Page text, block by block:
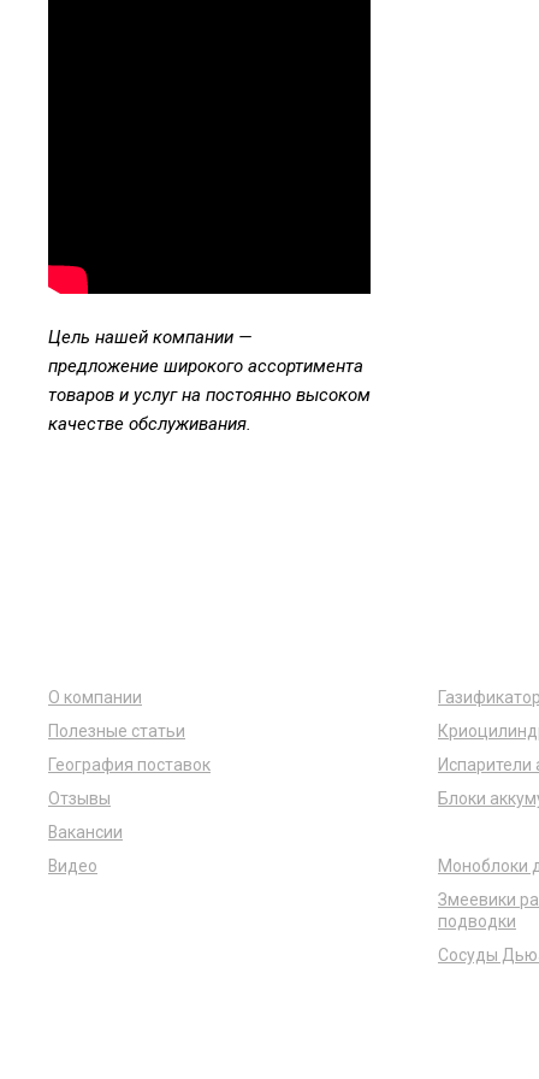
Цель нашей компании —
предложение широкого ассортимента
товаров и услуг на постоянно высоком
качестве обслуживания.
О компании
Полезные статьи
География поставок
Отзывы
Вакансии
Видео
Блоки
Моноблоки
Змеевики
подводки
Сосуды